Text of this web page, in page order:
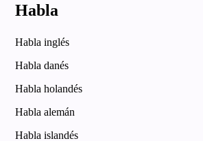
Habla
Habla inglés
Habla danés
Habla holandés
Habla alemán
Habla islandés